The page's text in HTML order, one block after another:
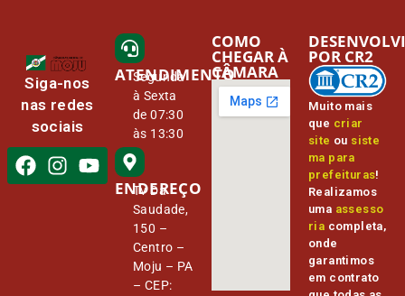
Siga-nos
nas redes
sociais
ATENDIMENTO
Segunda
à Sexta
de 07:30
às 13:30
ENDEREÇO
Tv Da
Saudade,
150 –
Centro –
Moju – PA
– CEP:
COMO
CHEGAR À
CÂMARA
Muito mais
que criar
site ou siste
ma para
prefeituras!
Realizamos
uma assesso
ria completa,
onde
garantimos
em contrato
POR CR2